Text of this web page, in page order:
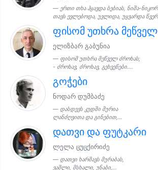
ერთი თხა ჰყავდა ბებიას, ნიშა-
თავს ევლებოდა, უვლიდა, უყვარდა
ფისომ უთხრა
ელიზბარ გაბუნია
ფისომ უთხრა მეწველ ძროხას;
- ძროხავ, ძროხავ, გეხვეწები....
გოჭები
ნოდარ დუმბაძე
დასდევს კუდში მურია
ლანძღვითა და გინებით,...
დათვი და ფუტკარი
ლელა ცუცქირიძე
დათვი ხარშავს მურაბას,
ვაშლი, მსხალი, უნაბი,...